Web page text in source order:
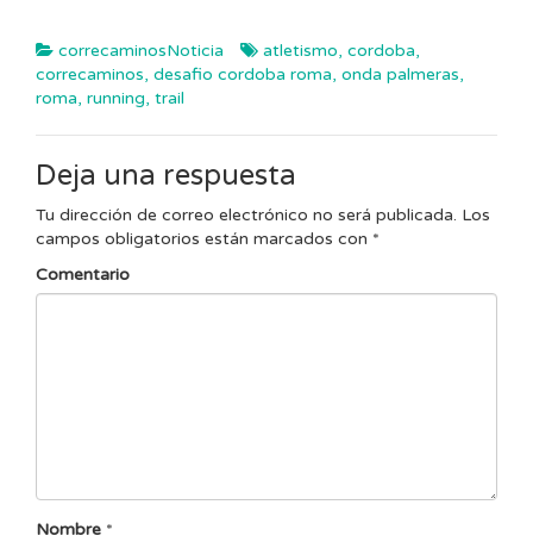
correcaminosNoticia atletismo, cordoba,
correcaminos, desafio cordoba roma, onda palmeras,
roma, running, trail
Deja una respuesta
Tu dirección de correo electrónico no será publicada. Los
campos obligatorios están marcados con *
Comentario
Nombre *